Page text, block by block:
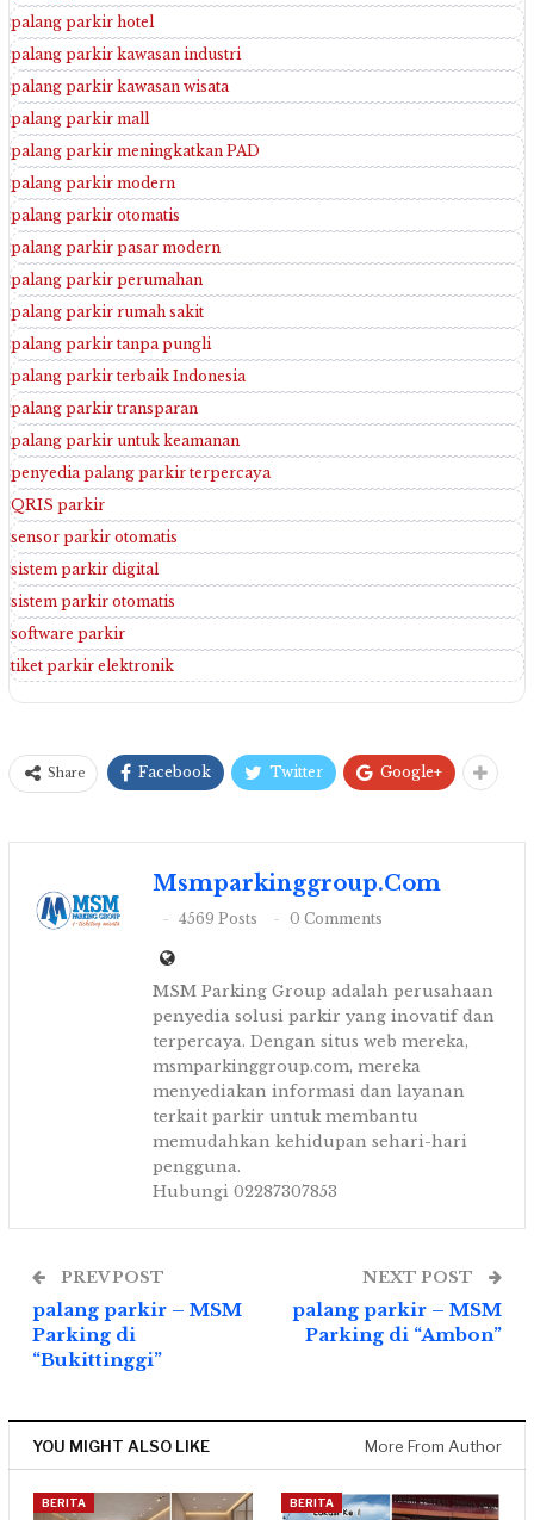
palang parkir hotel
palang parkir kawasan industri
palang parkir kawasan wisata
palang parkir mall
palang parkir meningkatkan PAD
palang parkir modern
palang parkir otomatis
palang parkir pasar modern
palang parkir perumahan
palang parkir rumah sakit
palang parkir tanpa pungli
palang parkir terbaik Indonesia
palang parkir transparan
palang parkir untuk keamanan
penyedia palang parkir terpercaya
QRIS parkir
sensor parkir otomatis
sistem parkir digital
sistem parkir otomatis
software parkir
tiket parkir elektronik
Share Facebook Twitter Google+
Msmparkinggroup.com
4569 Posts 0 Comments
MSM Parking Group adalah perusahaan
penyedia solusi parkir yang inovatif dan
terpercaya. Dengan situs web mereka,
msmparkinggroup.com, mereka
menyediakan informasi dan layanan
terkait parkir untuk membantu
memudahkan kehidupan sehari-hari
pengguna.
Hubungi 02287307853
PREV POST
palang parkir – MSM
Parking di
“Bukittinggi”
NEXT POST
palang parkir – MSM
Parking di “Ambon”
YOU MIGHT ALSO LIKE More From Author
BERITA BERITA